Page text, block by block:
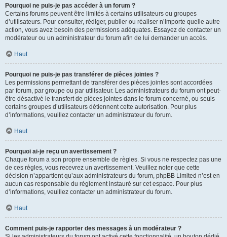
Pourquoi ne puis-je pas accéder à un forum ?
Certains forums peuvent être limités à certains utilisateurs ou groupes
d’utilisateurs. Pour consulter, rédiger, publier ou réaliser n’importe quelle autre
action, vous avez besoin des permissions adéquates. Essayez de contacter un
modérateur ou un administrateur du forum afin de lui demander un accès.
Haut
Pourquoi ne puis-je pas transférer de pièces jointes ?
Les permissions permettant de transférer des pièces jointes sont accordées
par forum, par groupe ou par utilisateur. Les administrateurs du forum ont peut-
être désactivé le transfert de pièces jointes dans le forum concerné, ou seuls
certains groupes d’utilisateurs détiennent cette autorisation. Pour plus
d’informations, veuillez contacter un administrateur du forum.
Haut
Pourquoi ai-je reçu un avertissement ?
Chaque forum a son propre ensemble de règles. Si vous ne respectez pas une
de ces règles, vous recevrez un avertissement. Veuillez noter que cette
décision n’appartient qu’aux administrateurs du forum, phpBB Limited n’est en
aucun cas responsable du règlement instauré sur cet espace. Pour plus
d’informations, veuillez contacter un administrateur du forum.
Haut
Comment puis-je rapporter des messages à un modérateur ?